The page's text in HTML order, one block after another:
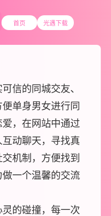
首页 光遇下载
信的同城交友、
单身男女进行同
，在网站中通过
动聊天，寻找真
机制，方便找到
一个温馨的交流
的碰撞，每一次